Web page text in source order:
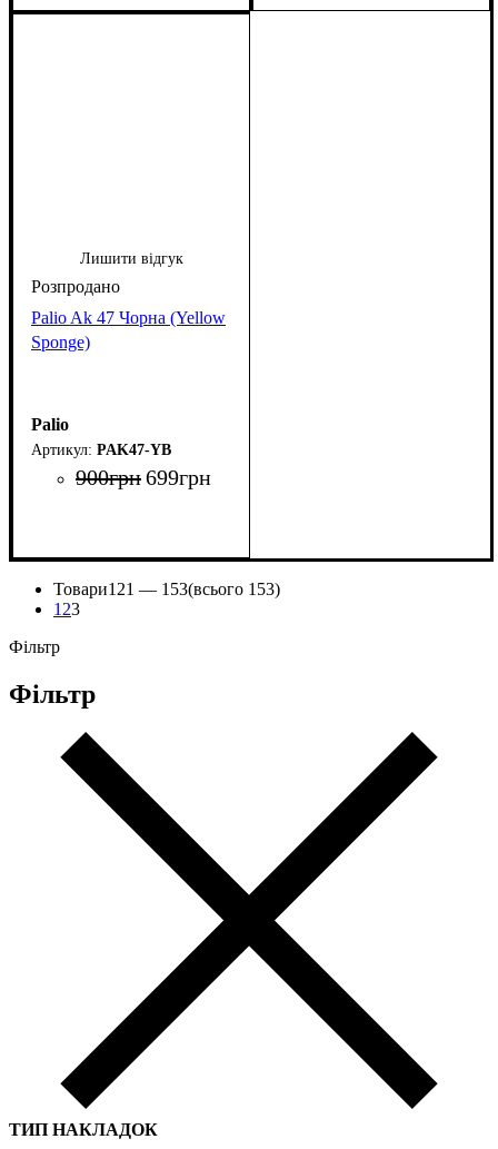
Лишити відгук
Palio Ak 47 Чорна (Yellow
Sponge)
Palio
PAK47-YB
900грн699грн
Товари121 — 153(всього 153)
1 23
Фільтр
Фільтр
ТИП НАКЛАДОК